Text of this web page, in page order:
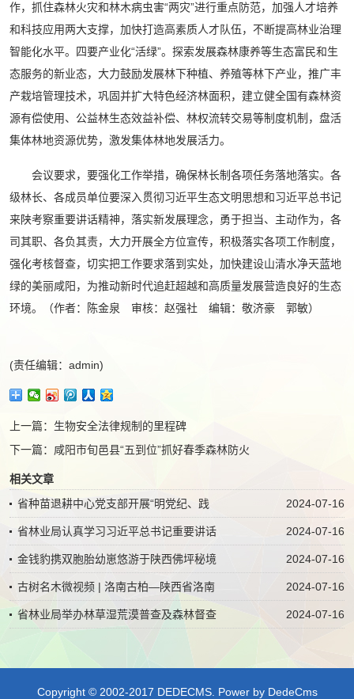
作，抓住森林火灾和林木病虫害“两灾”进行重点防范，加强人才培养
和科技应用两大支撑，加快打造高素质人才队伍，不断提高林业治理
智能化水平。四要产业化“活绿”。探索发展森林康养等生态富民和生
态服务的新业态，大力鼓励发展林下种植、养殖等林下产业，推广丰
产栽培管理技术，巩固并扩大特色经济林面积，建立健全国有森林资
源有偿使用、公益林生态效益补偿、林权流转交易等制度机制，盘活
集体林地资源优势，激发集体林地发展活力。
会议要求，要强化工作举措，确保林长制各项任务落地落实。各
级林长、各成员单位要深入贯彻习近平生态文明思想和习近平总书记
来陕考察重要讲话精神，落实新发展理念，勇于担当、主动作为，各
司其职、各负其责，大力开展全方位宣传，积极落实各项工作制度，
强化考核督查，切实把工作要求落到实处，加快建设山清水净天蓝地
绿的美丽咸阳，为推动新时代追赶超越和高质量发展营造良好的生态
环境。（作者：陈金泉 审核：赵强社 编辑：敬济豪 郭敏）
(责任编辑：admin)
上一篇： 生物安全法律规制的里程碑
下一篇： 咸阳市旬邑县“五到位”抓好春季森林防火
相关文章
2024-07-16
省种苗退耕中心党支部开展“明党纪、践
2024-07-16
省林业局认真学习习近平总书记重要讲话
2024-07-16
金钱豹携双胞胎幼崽悠游于陕西佛坪秘境
2024-07-16
古树名木微视频 | 洛南古柏—陕西省洛南
2024-07-16
省林业局举办林草湿荒漠普查及森林督查
Copyright © 2002-2017 DEDECMS. Power by DedeCms